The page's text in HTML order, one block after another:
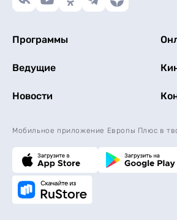
Программы
Ведущие
Новости
Мобильное приложение Европы Плюс в